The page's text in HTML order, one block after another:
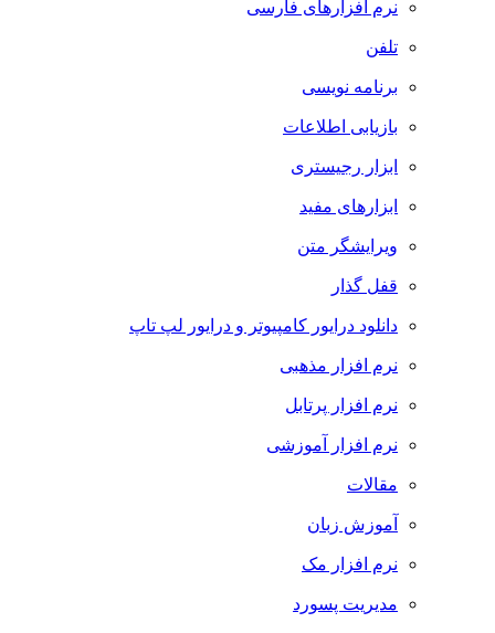
نرم افزارهای فارسی
تلفن
برنامه نویسی
بازیابی اطلاعات
ابزار رجیستری
ابزارهای مفید
ویرایشگر متن
قفل گذار
دانلود درایور کامپیوتر و درایور لپ تاپ
نرم افزار مذهبی
نرم افزار پرتابل
نرم افزار آموزشی
مقالات
آموزش زبان
نرم افزار مک
مدیریت پسورد